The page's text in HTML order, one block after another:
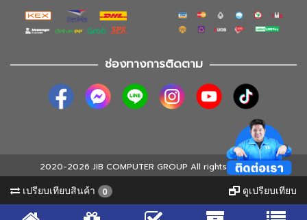
ช่องทางการติดตาม
2020-2026 JIB COMPUTER GROUP All rights reserved
เปรียบเทียบสินค้า 0 ดูเปรียบเทียบ